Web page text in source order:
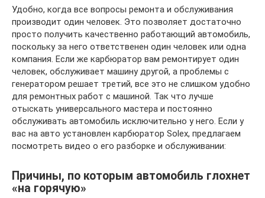
Удобно, когда все вопросы ремонта и обслуживания
производит один человек. Это позволяет достаточно
просто получить качественно работающий автомобиль,
поскольку за него ответственен один человек или одна
компания. Если же карбюратор вам ремонтирует один
человек, обслуживает машину другой, а проблемы с
генератором решает третий, все это не слишком удобно
для ремонтных работ с машиной. Так что лучше
отыскать универсального мастера и постоянно
обслуживать автомобиль исключительно у него. Если у
вас на авто установлен карбюратор Solex, предлагаем
посмотреть видео о его разборке и обслуживании:
Причины, по которым автомобиль глохнет
«на горячую»